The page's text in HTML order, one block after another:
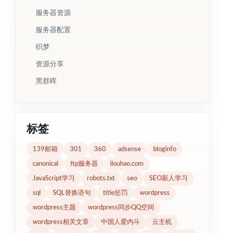
服务器资源
服务器配置
织梦
资源分享
黑群晖
标签
139邮箱 301 360 adsense bloginfo
canonical ftp服务器 ilouhao.com
JavaScript学习 robots.txt seo SEO新人学习
sql SQL替换语句 title惩罚 wordpress
wordpress主题 wordpress同步QQ空间
wordpress相关文章 中国人爱内斗 云主机